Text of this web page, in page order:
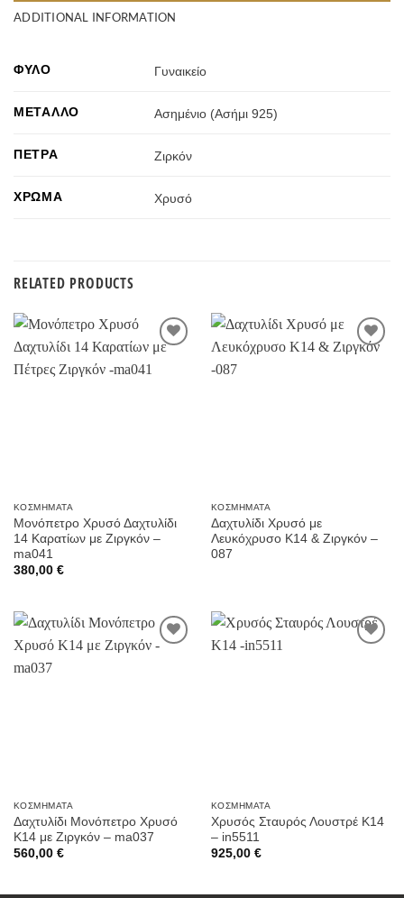
ADDITIONAL INFORMATION
ΦΎΛΟ Γυναικείο
ΜΈΤΑΛΛΟ Ασημένιο (Ασήμι 925)
ΠΈΤΡΑ Ζιρκόν
ΧΡΏΜΑ Χρυσό
RELATED PRODUCTS
στην
ΚΟΣΜΉΜΑΤΑ
Μονόπετρο Χρυσό Δαχτυλίδι
14 Καρατίων με Ζιργκόν –
ma041
380,00 €
ΚΟΣΜΉΜΑΤΑ
Δαχτυλίδι Χρυσό με
Λευκόχρυσο Κ14 & Ζιργκόν –
087
ΚΟΣΜΉΜΑΤΑ
Δαχτυλίδι Μονόπετρο Χρυσό
Κ14 με Ζιργκόν – ma037
560,00 €
ΚΟΣΜΉΜΑΤΑ
Χρυσός Σταυρός Λουστρέ K14
– in5511
925,00 €